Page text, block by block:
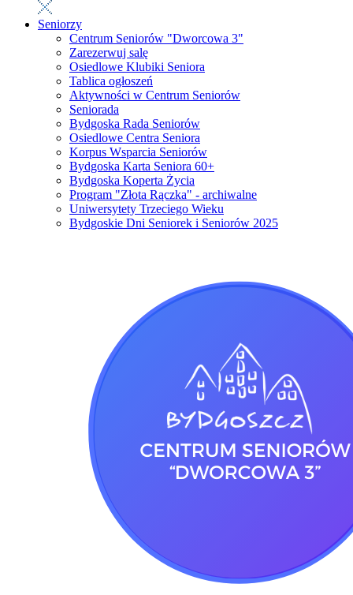
Seniorzy
Centrum Seniorów "Dworcowa 3"
Zarezerwuj salę
Osiedlowe Klubiki Seniora
Tablica ogłoszeń
Aktywności w Centrum Seniorów
Seniorada
Bydgoska Rada Seniorów
Osiedlowe Centra Seniora
Korpus Wsparcia Seniorów
Bydgoska Karta Seniora 60+
Bydgoska Koperta Życia
Program "Złota Rączka" - archiwalne
Uniwersytety Trzeciego Wieku
Bydgoskie Dni Seniorek i Seniorów 2025